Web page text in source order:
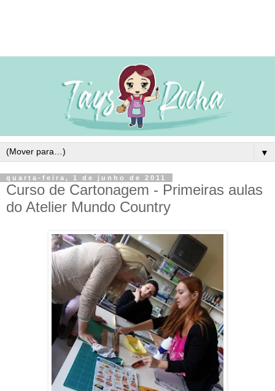
▼
quarta-feira, 1 de junho de 2011
Curso de Cartonagem - Primeiras aulas
do Atelier Mundo Country